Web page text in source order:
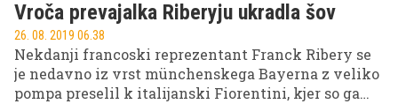
Vroča prevajalka Riberyju ukradla šov
26. 08. 2019 06.38
Nekdanji francoski reprezentant Franck Ribery se
je nedavno iz vrst münchenskega Bayerna z veliko
pompa preselil k italijanski Fiorentini, kjer so ga